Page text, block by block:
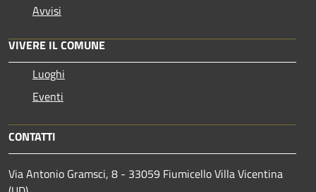
Avvisi
VIVERE IL COMUNE
Luoghi
Eventi
CONTATTI
Via Antonio Gramsci, 8 - 33059 Fiumicello Villa Vicentina